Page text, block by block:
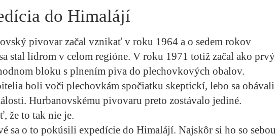
do Himalájí
pivovar začal vznikať v roku 1964 a o sedem rokov
stal lídrom v celom regióne. V roku 1971 totiž začal ako prvý
bloku s plnením piva do plechovkových obalov.
boli voči plechovkám spočiatku skeptickí, lebo sa obávali
Hurbanovskému pivovaru preto zostávalo jediné.
že to tak nie je.
sa o to pokúsili expedície do Himalájí. Najskôr si ho so sebou